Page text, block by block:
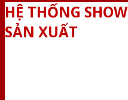
HỆ THỐNG
SẢN XUẤT